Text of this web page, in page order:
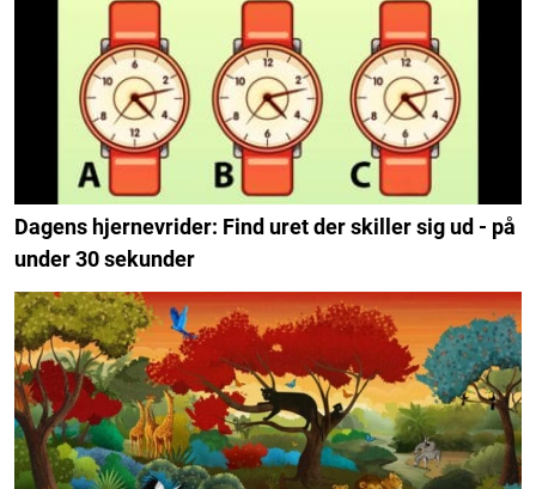
Dagens hjernevrider: Find uret der skiller sig ud - på
under 30 sekunder